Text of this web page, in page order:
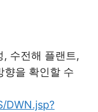
, 수전해 플랜트,
향을 확인할 수
DWN.jsp?